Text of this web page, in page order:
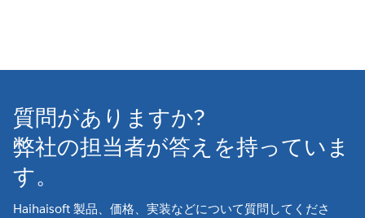
質問がありますか?
弊社の担当者が答えを持っていま
す。
Haihaisoft 製品、価格、実装などについて質問してくださ